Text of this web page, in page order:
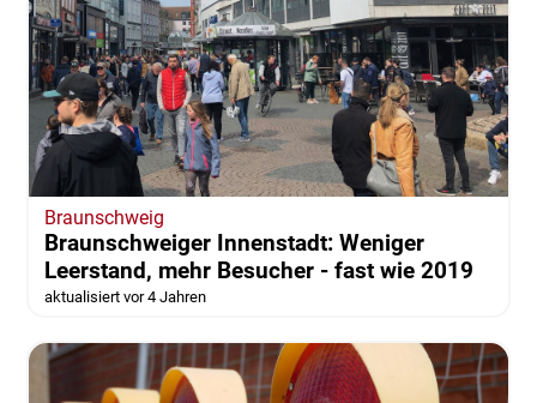
Braunschweig
Braunschweiger Innenstadt: Weniger
Leerstand, mehr Besucher - fast wie 2019
aktualisiert vor 4 Jahren